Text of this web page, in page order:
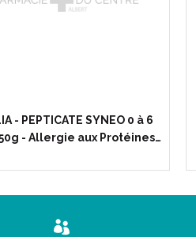
- PEPTICATE SYNEO 0 à 6
- Allergie aux Protéines…